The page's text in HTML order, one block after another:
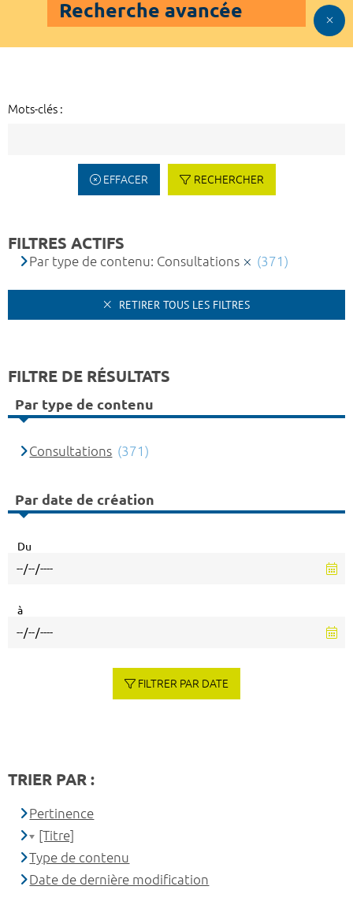
Recherche avancée
Mots-clés :
EFFACER RECHERCHER
FILTRES ACTIFS
Par type de contenu: Consultations (371)
RETIRER TOUS LES FILTRES
FILTRE DE RÉSULTATS
Par type de contenu
Consultations (371)
Par date de création
Du
à
FILTRER PAR DATE
TRIER PAR :
Pertinence
[Titre]
Type de contenu
Date de dernière modification